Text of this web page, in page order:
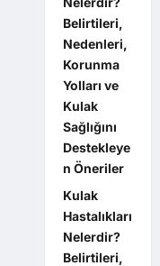
Belirtileri,
Nedenleri,
Korunma
Yolları ve
Kulak
Sağlığını
Destekleye
n Öneriler
Kulak
Hastalıkları
Nelerdir?
Belirtileri,